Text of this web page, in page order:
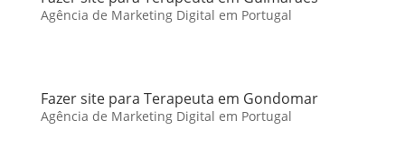
Agência de Marketing Digital em Portugal
Fazer site para Terapeuta em Gondomar
Agência de Marketing Digital em Portugal